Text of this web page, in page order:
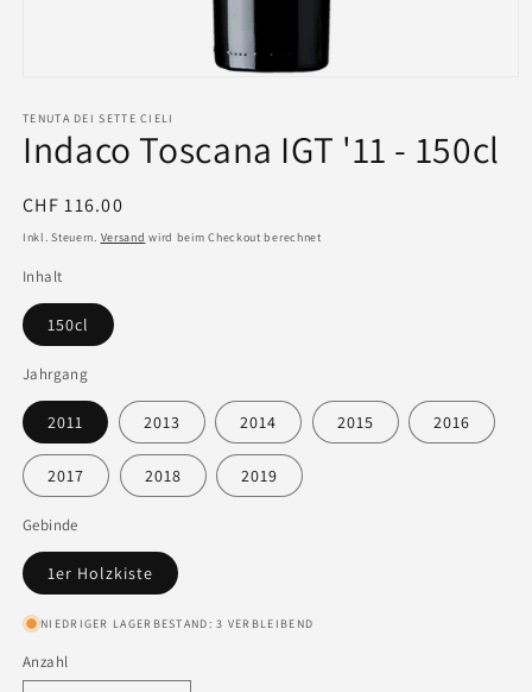
TENUTA DEI SETTE CIELI
Indaco Toscana IGT '11 - 150cl
Normaler
Preis
CHF 116.00
Inkl. Steuern. Versand wird beim Checkout berechnet
Inhalt
150cl
Jahrgang
2011 2013 2014 2015 2016
2017 2018 2019
Gebinde
1er Holzkiste
NIEDRIGER LAGERBESTAND: 3 VERBLEIBEND
Anzahl
Anzahl